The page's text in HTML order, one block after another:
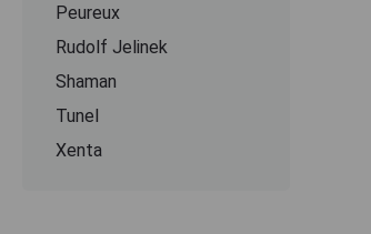
Peureux
Rudolf Jelinek
Shaman
Tunel
Xenta